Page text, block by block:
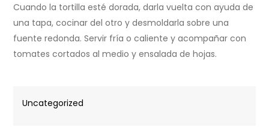
Cuando la tortilla esté dorada, darla vuelta con ayuda de
una tapa, cocinar del otro y desmoldarla sobre una
fuente redonda. Servir fría o caliente y acompañar con
tomates cortados al medio y ensalada de hojas.
Uncategorized